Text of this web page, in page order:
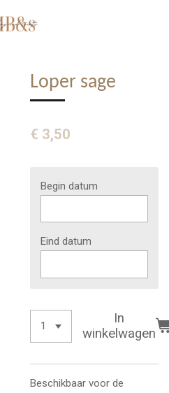
Loper sage
€ 3,50
Begin datum
Eind datum
In
winkelwagen
Beschikbaar voor de